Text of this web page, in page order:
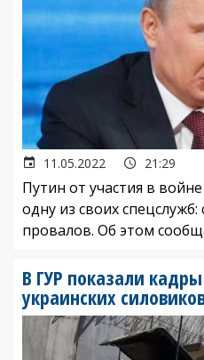
11.05.2022 21:29
Путин от участия в
одну из своих
провалов. Об этом
В ГУР показали
украинских